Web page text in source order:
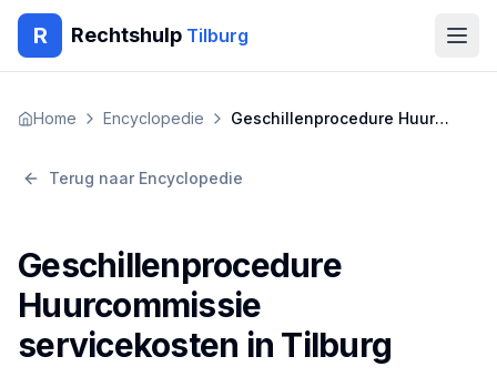
R Rechtshulp Tilburg
Home
Contact
🇳🇱 Nederlands 🇬🇧 English 🇹🇷 Türkçe
Home Encyclopedie Geschillenprocedure Huurcommissie servicekosten in Tilburg
Terug naar Encyclopedie
Geschillenprocedure
Huurcommissie
servicekosten in Tilburg